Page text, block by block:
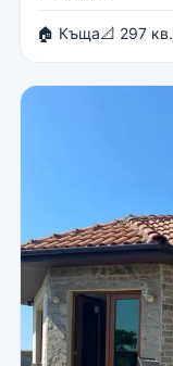
🏠 Къща📐 297